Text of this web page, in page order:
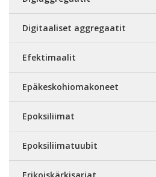
Digitaaliset aggregaatit
Efektimaalit
Epäkeskohiomakoneet
Epoksiliimat
Epoksiliimatuubit